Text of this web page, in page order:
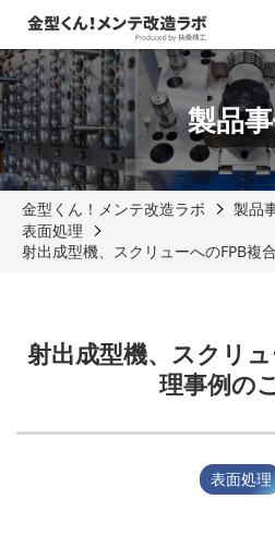
製品
金型くん！メンテ改造ラボ 製品
表面処理
射出成型機、スクリューへのFPB複
射出成型機、スクリ
理事例の
表面処理